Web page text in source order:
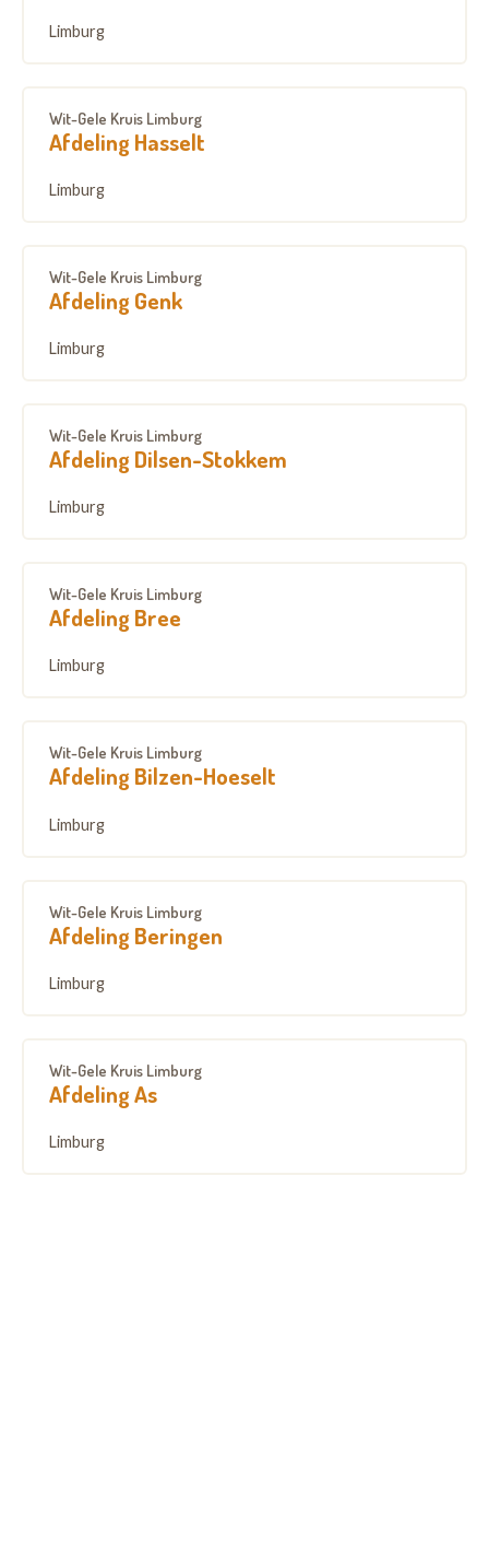
Limburg
Wit-Gele Kruis Limburg
Afdeling Hasselt
Limburg
Wit-Gele Kruis Limburg
Afdeling Genk
Limburg
Wit-Gele Kruis Limburg
Afdeling Dilsen-Stokkem
Limburg
Wit-Gele Kruis Limburg
Afdeling Bree
Limburg
Wit-Gele Kruis Limburg
Afdeling Bilzen-Hoeselt
Limburg
Wit-Gele Kruis Limburg
Afdeling Beringen
Limburg
Wit-Gele Kruis Limburg
Afdeling As
Limburg